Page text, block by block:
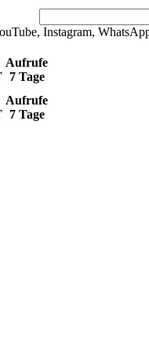
Instagram,
Aufrufe
7 Tage
Aufrufe
7 Tage